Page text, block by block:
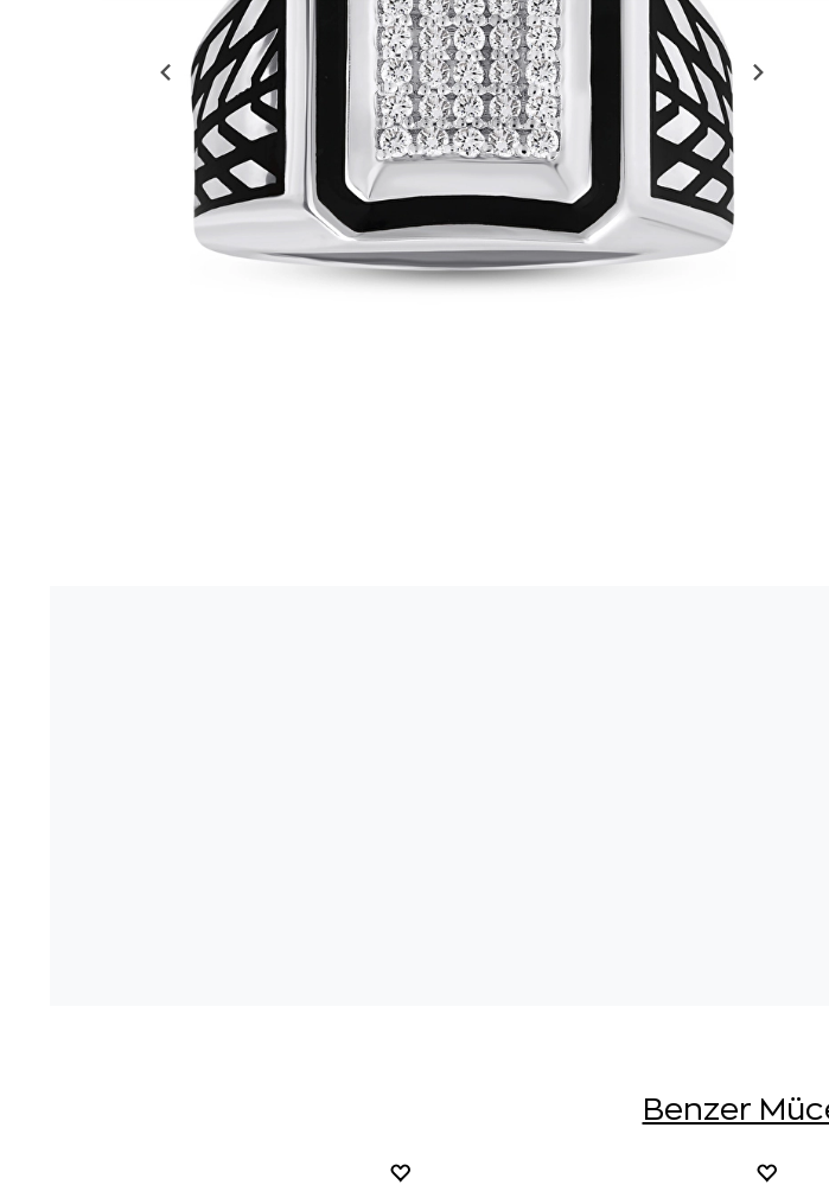
Benzer